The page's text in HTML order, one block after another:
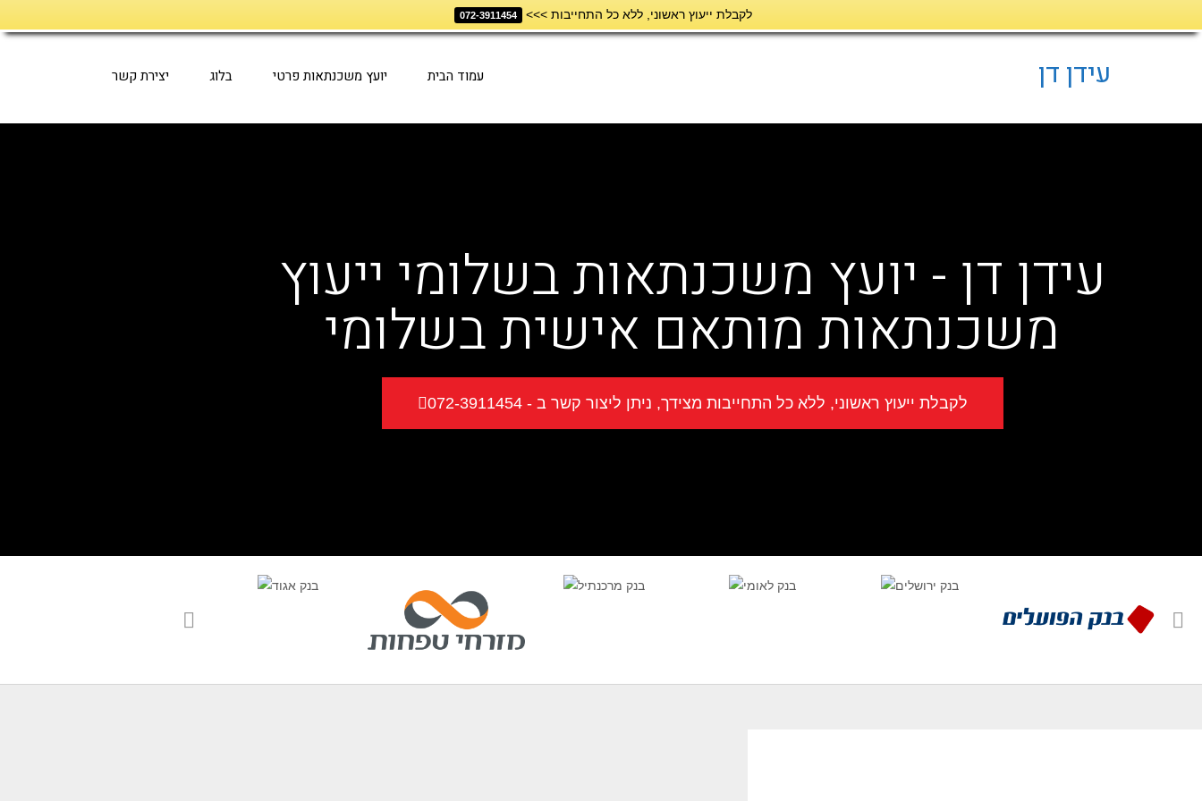
לקבלת ייעוץ ראשוני, ללא כל התחייבות >>> 072-3911454
לתוכן
עידן דן עמוד הבית יועץ משכנתאות פרטי בלוג יצירת קשר
עידן דן - יועץ משכנתאות בשלומי ייעוץ
משכנתאות מותאם אישית בשלומי
לקבלת ייעוץ ראשוני, ללא כל התחייבות מצידך, ניתן ליצור קשר ב - 072-3911454